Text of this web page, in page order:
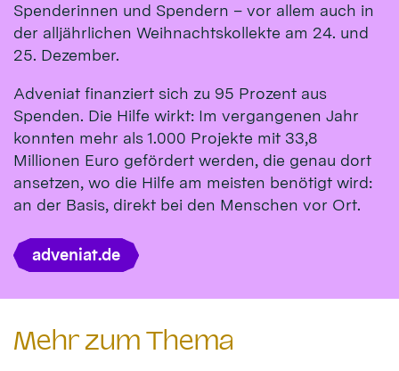
Spenderinnen und Spendern – vor allem auch in
der alljährlichen Weihnachtskollekte am 24. und
25. Dezember.
Adveniat finanziert sich zu 95 Prozent aus
Spenden. Die Hilfe wirkt: Im vergangenen Jahr
konnten mehr als 1.000 Projekte mit 33,8
Millionen Euro gefördert werden, die genau dort
ansetzen, wo die Hilfe am meisten benötigt wird:
an der Basis, direkt bei den Menschen vor Ort.
adveniat.de
Mehr zum Thema